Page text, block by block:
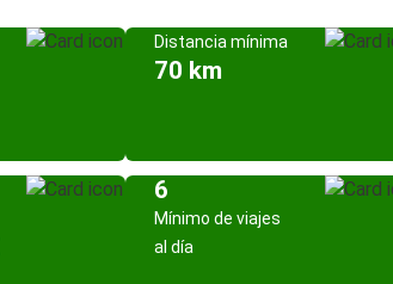
Distancia mínima
70 km
6
Mínimo de viajes
al día